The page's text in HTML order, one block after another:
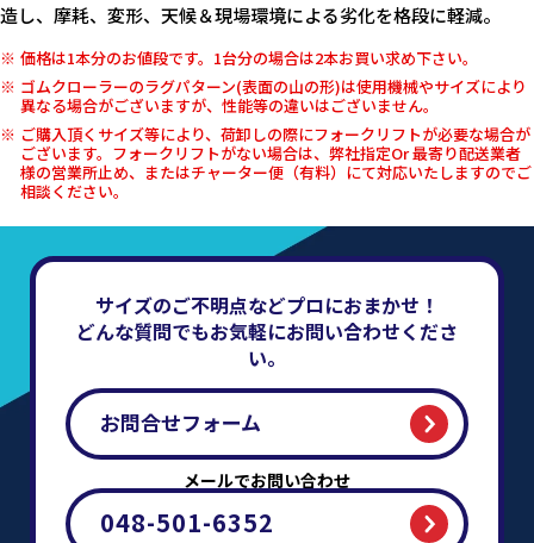
造し、摩耗、変形、天候＆現場環境による劣化を格段に軽減。
価格は1本分のお値段です。1台分の場合は2本お買い求め下さい。
ゴムクローラーのラグパターン(表面の山の形)は使用機械やサイズにより
異なる場合がございますが、性能等の違いはございません。
ご購入頂くサイズ等により、荷卸しの際にフォークリフトが必要な場合が
ございます。フォークリフトがない場合は、弊社指定Or 最寄り配送業者
様の営業所止め、またはチャーター便（有料）にて対応いたしますのでご
相談ください。
サイズのご不明点などプロにおまかせ！
どんな質問でもお気軽にお問い合わせくださ
い。
お問合せフォーム
メールでお問い合わせ
048-501-6352